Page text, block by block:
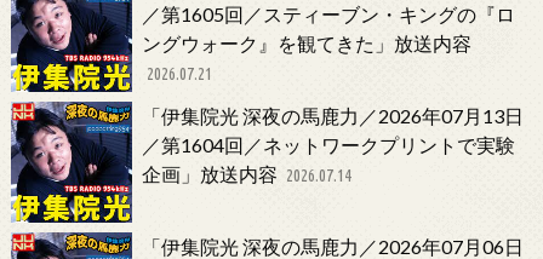
／第1605回／スティーブン・キングの『ロ
ングウォーク』を観てきた」放送内容
2026.07.21
「伊集院光 深夜の馬鹿力／2026年07月13日
／第1604回／ネットワークプリントで実験
企画」放送内容 2026.07.14
「伊集院光 深夜の馬鹿力／2026年07月06日